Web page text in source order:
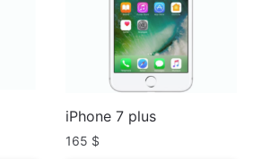
iPhone 7 plus
165 $